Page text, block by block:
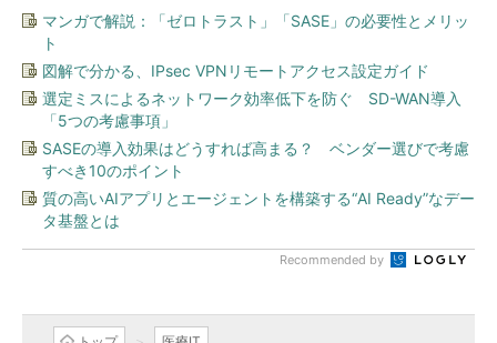
マンガで解説：「ゼロトラスト」「SASE」の必要性とメリッ
ト
図解で分かる、IPsec VPNリモートアクセス設定ガイド
選定ミスによるネットワーク効率低下を防ぐ SD-WAN導入
「5つの考慮事項」
SASEの導入効果はどうすれば高まる？ ベンダー選びで考慮
すべき10のポイント
質の高いAIアプリとエージェントを構築する“AI Ready”なデー
タ基盤とは
Recommended by